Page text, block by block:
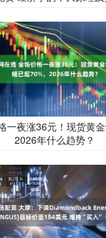
一夜涨36元！现货黄
2026年什么趋势？